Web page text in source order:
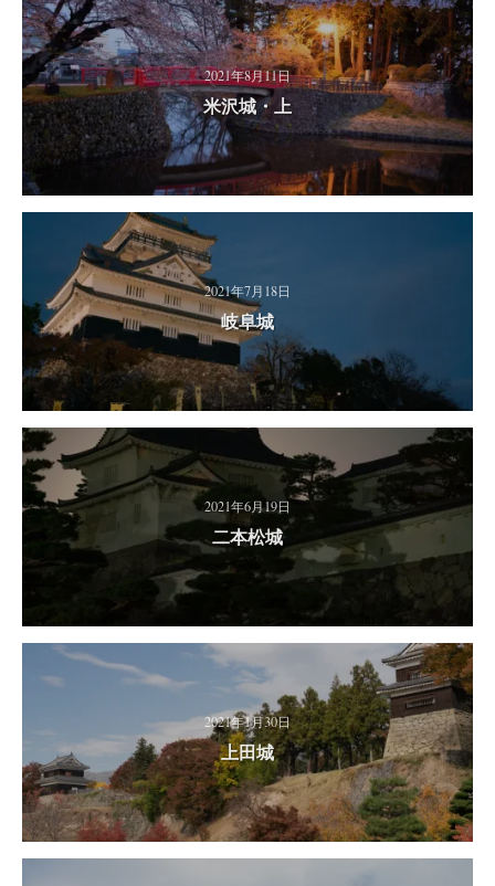
2021年8月11日
米沢城・上
2021年7月18日
岐阜城
2021年6月19日
二本松城
2021年1月30日
上田城